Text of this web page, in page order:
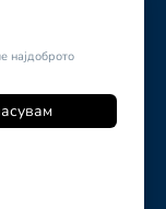
најдоброто
+